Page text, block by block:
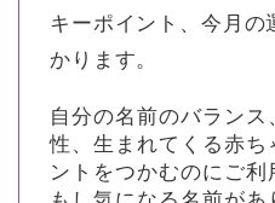
キーポイント、今月の
かります。
自分の名前のバラン
性、生まれてくる赤ち
ントをつかむのにご利